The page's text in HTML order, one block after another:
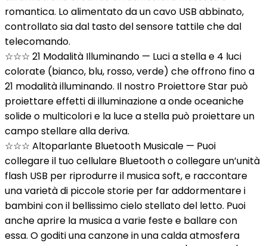
romantica. Lo alimentato da un cavo USB abbinato,
controllato sia dal tasto del sensore tattile che dal
telecomando.
☆☆☆ 21 Modalità Illuminando — Luci a stella e 4 luci
colorate (bianco, blu, rosso, verde) che offrono fino a
21 modalità illuminando. Il nostro Proiettore Star può
proiettare effetti di illuminazione a onde oceaniche
solide o multicolori e la luce a stella può proiettare un
campo stellare alla deriva.
☆☆☆ Altoparlante Bluetooth Musicale — Puoi
collegare il tuo cellulare Bluetooth o collegare un’unità
flash USB per riprodurre il musica soft, e raccontare
una varietà di piccole storie per far addormentare i
bambini con il bellissimo cielo stellato del letto. Puoi
anche aprire la musica a varie feste e ballare con
essa. O goditi una canzone in una calda atmosfera